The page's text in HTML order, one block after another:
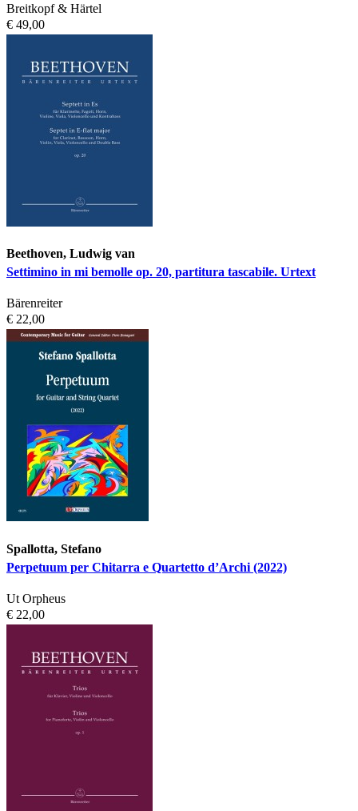
Breitkopf & Härtel
€ 49,00
Beethoven, Ludwig van
Settimino in mi bemolle op. 20, partitura tascabile. Urtext
Bärenreiter
€ 22,00
Spallotta, Stefano
Perpetuum per Chitarra e Quartetto d’Archi (2022)
Ut Orpheus
€ 22,00